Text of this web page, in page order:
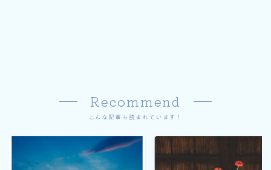
Recommend
こんな記事も読まれています！